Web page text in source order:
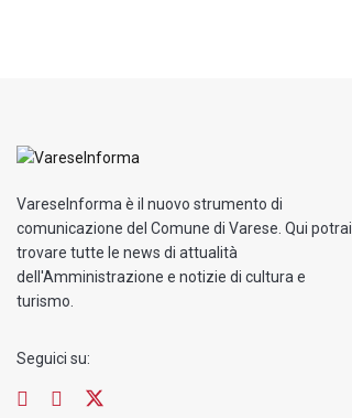
VareseInforma è il nuovo strumento di
comunicazione del Comune di Varese. Qui potrai
trovare tutte le news di attualità
dell'Amministrazione e notizie di cultura e
turismo.
Seguici su: